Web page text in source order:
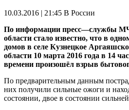
10.03.2016 | 21:45 В России
По информации пресс—службы
области стало известно, что в
домов в селе Кузнецкое
области 10 марта 2016 года в 14
времени произошёл взрыв
По предварительным данным
них получили сильные ожоги и
состоянии, двое в состоянии